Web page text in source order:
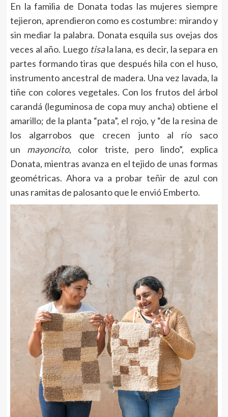
En la familia de Donata todas las mujeres siempre
tejieron, aprendieron como es costumbre: mirando y
sin mediar la palabra. Donata esquila sus ovejas dos
veces al año. Luego tisala lana, es decir, la separa en
partes formando tiras que después hila con el huso,
instrumento ancestral de madera. Una vez lavada, la
tiñe con colores vegetales. Con los frutos del árbol
carandá (leguminosa de copa muy ancha) obtiene el
amarillo; de la planta “pata”, el rojo, y “de la resina de
los algarrobos que crecen junto al río saco
un mayoncito, color triste, pero lindo”, explica
Donata, mientras avanza en el tejido de unas formas
geométricas. Ahora va a probar teñir de azul con
unas ramitas de palosanto que le envió Emberto.